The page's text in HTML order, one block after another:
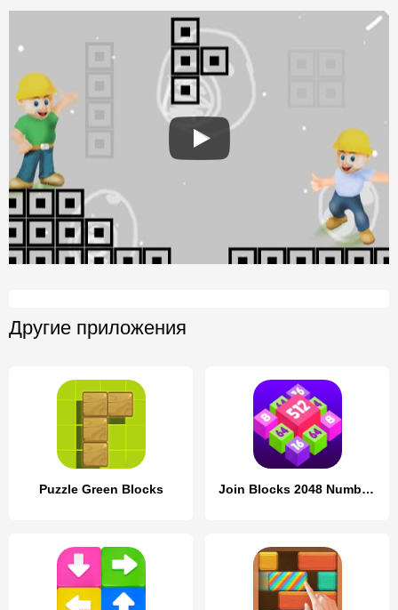
Другие приложения
Puzzle Green Blocks Join Blocks 2048 Number Puzzle